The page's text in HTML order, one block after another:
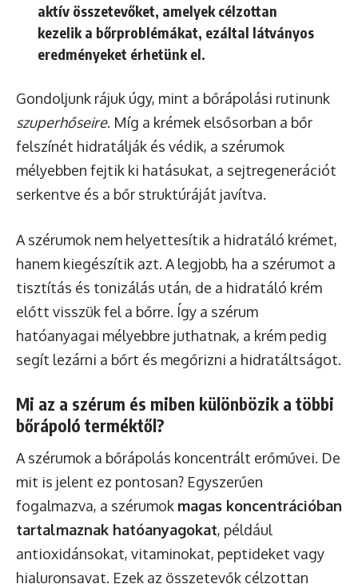
aktív összetevőket, amelyek célzottan
kezelik a bőrproblémákat, ezáltal látványos
eredményeket érhetünk el.
Gondoljunk rájuk úgy, mint a bőrápolási rutinunk
szuperhőseire. Míg a krémek elsősorban a bőr
felszínét hidratálják és védik, a szérumok
mélyebben fejtik ki hatásukat, a sejtregenerációt
serkentve és a bőr struktúráját javítva.
A szérumok nem helyettesítik a hidratáló krémet,
hanem kiegészítik azt. A legjobb, ha a szérumot a
tisztítás és tonizálás után, de a hidratáló krém
előtt visszük fel a bőrre. Így a szérum
hatóanyagai mélyebbre juthatnak, a krém pedig
segít lezárni a bőrt és megőrizni a hidratáltságot.
Mi az a szérum és miben különbözik a többi
bőrápoló terméktől?
A szérumok a bőrápolás koncentrált erőművei. De
mit is jelent ez pontosan? Egyszerűen
fogalmazva, a szérumok magas koncentrációban
tartalmaznak hatóanyagokat, például
antioxidánsokat, vitaminokat, peptideket vagy
hialuronsavat. Ezek az összetevők célzottan